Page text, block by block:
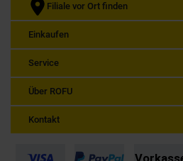
Filiale vor Ort finden
Einkaufen
Service
Über ROFU
Kontakt